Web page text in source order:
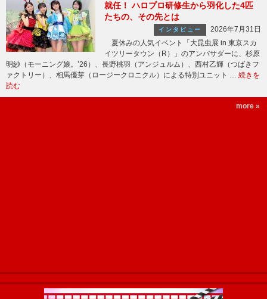
就任！ ハロプロ研修生から羽化した4匹
たちの、その先とは
インタビュー
2026年7月31日
夏休みの人気イベント「大昆虫展 in 東京スカ
イツリータウン（R）」のアンバサダーに、杉原
明紗（モーニング娘。’26）、長野桃羽（アンジュルム）、西村乙輝（つばきフ
ァクトリー）、相馬優芽（ロージークロニクル）による特別ユニット … 続きを
読む
more »